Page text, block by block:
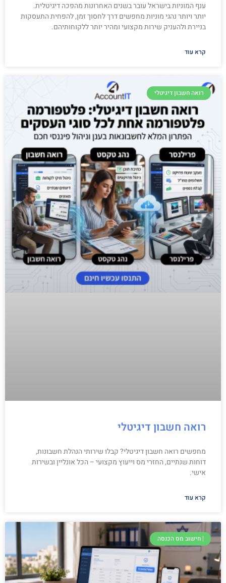
ענף המוניות בישראל עובר בשנים האחרונות מהפכה דיגיטלית.
יותר ויותר נהגי מוניות מחפשים דרך לחסוך זמן, להפחית התעסקות
בניירת ולהעניק שירות מקצועי ומהיר יותר ללקוחותיהם.
קרא עוד
רואה חשבון דיגיטלי
רואה חשבון דיגיטלי
מחפשים רואה חשבון דיגיטלי? קבלו שירותי הנהלת חשבונות,
דוחות שנתיים, החזרי מס וייעוץ מקצועי – הכל אונליין ובשירות
אישי.
קרא עוד
| חישוב מס הכנסה